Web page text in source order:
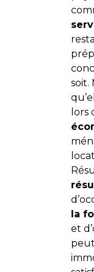
soit.
lors
la
et